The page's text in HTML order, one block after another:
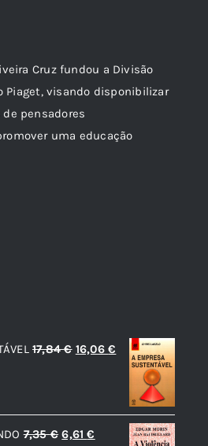
Cruz fundou a Divisão
visando disponibilizar
pensadores
uma educação
17,84€ O
era:
17,84 €.
16,06€
preço
atual
é:
16,06 €.
7,35€ O
6,61€